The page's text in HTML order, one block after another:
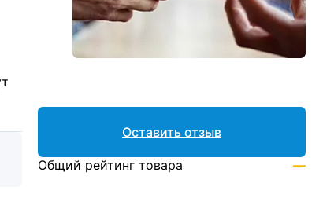
Оставить отзыв
Общий рейтинг товара —